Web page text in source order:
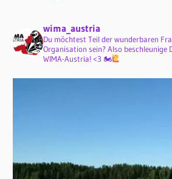
wima_austria
Du möchtest Teil der wunderbaren
Organisation sein? Also beschleunige
WIMA-Austria! <3 🏍